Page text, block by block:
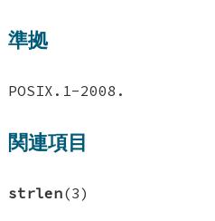
準拠
POSIX.1-2008.
関連項目
strlen(3)